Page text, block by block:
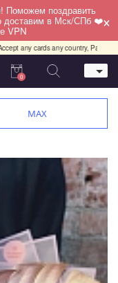
! Поможем поздравить
доставим в Мск/СПб ❤️
VPN ×
cards any country, PayPal, USDT,
0
MAX